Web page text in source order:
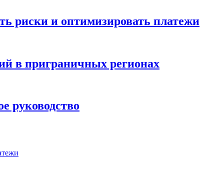
риски и оптимизировать платежи
в приграничных регионах
руководство